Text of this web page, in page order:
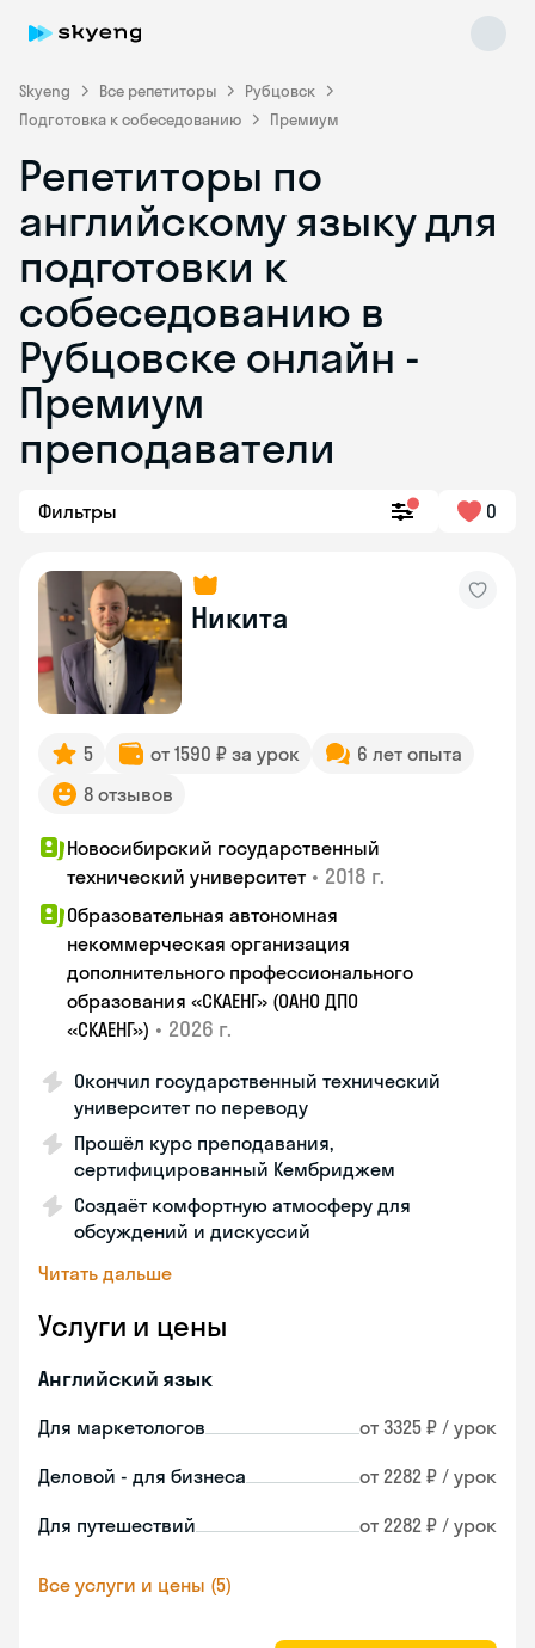
Skyeng Все репетиторы
Рубцовск
Подготовка к собеседованию
Премиум
Репетиторы по
английскому языку для
подготовки к
собеседованию в
Рубцовске онлайн -
Премиум
преподаватели
Фильтры 0
Никита
5 от 1590 ₽ за урок
6 лет опыта
8 отзывов
Новосибирский государственный
технический университет • 2018 г.
Образовательная автономная
некоммерческая организация
дополнительного профессионального
образования «СКАЕНГ» (ОАНО ДПО
«СКАЕНГ») • 2026 г.
Окончил государственный технический
университет по переводу
Прошёл курс преподавания,
сертифицированный Кембриджем
Создаёт комфортную атмосферу для
обсуждений и дискуссий
Читать дальше
Услуги и цены
Английский язык
Для маркетологов от 3325 ₽ / урок
Деловой - для бизнеса от 2282 ₽ / урок
Для путешествий от 2282 ₽ / урок
Все услуги и цены (5)
Skyeng Chat